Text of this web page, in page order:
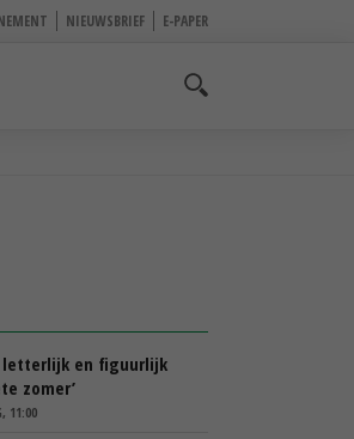
NIEUWSBRIEF E-PAPER
letterlijk en figuurlijk
zomer’
11:00